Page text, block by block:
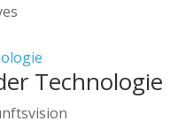
Technologie